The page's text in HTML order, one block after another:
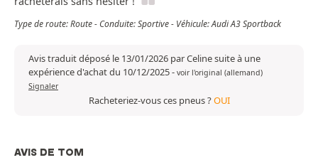
Type de route: Route - Conduite: Sportive - Véhicule: Audi A3 Sportback
Avis traduit déposé le 13/01/2026 par Celine suite à une
expérience d'achat du 10/12/2025- voir l'original (allemand)
Signaler
Racheteriez-vous ces pneus ?OUI
AVIS DE TOM